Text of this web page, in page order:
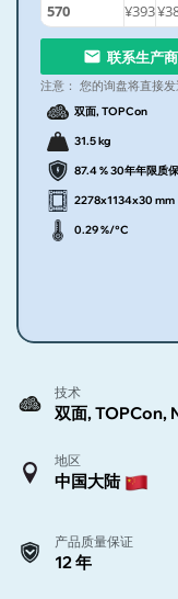
570
¥393
联系生产商
注意： 您的询盘将直接发
双面, TOPCon
31.5 kg
87.4 % 30年年限质保
2278x1134x30 mm
0.29 %/°C
技术
双面, TOPCon,
地区
中国大陆
产品质量保证
12 年